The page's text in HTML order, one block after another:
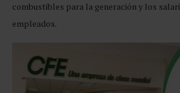
combustibles para la generación y los
empleados.